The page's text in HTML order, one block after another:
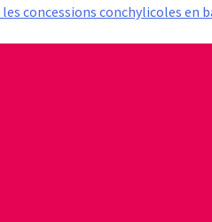
concessions conchylicoles en